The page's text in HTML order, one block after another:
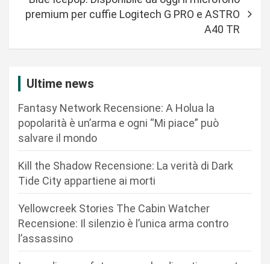
z
premium per cuffie Logitech G PRO e ASTRO
A40 TR
Ultime news
Fantasy Network Recensione: A Holua la
popolarità è un’arma e ogni “Mi piace” può
salvare il mondo
Kill the Shadow Recensione: La verità di Dark
Tide City appartiene ai morti
Yellowcreek Stories The Cabin Watcher
Recensione: Il silenzio è l’unica arma contro
l’assassino